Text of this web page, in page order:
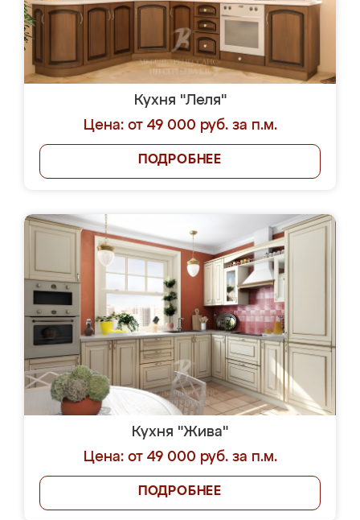
Кухня "Леля"
Цена: от 49 000 руб. за п.м.
ПОДРОБНЕЕ
Кухня "Жива"
Цена: от 49 000 руб. за п.м.
ПОДРОБНЕЕ